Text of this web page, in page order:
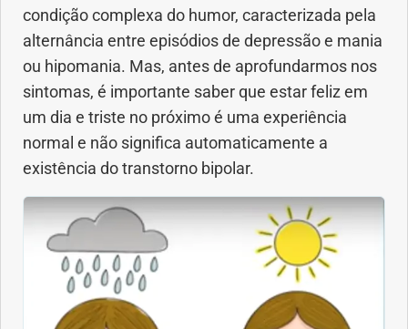
Anemia
Anestesia
Aparelho Digestivo
Atividade física
Beleza e Cosmética
Câncer
Cirurgia Plástica
condição complexa do humor, caracterizada pela
alternância entre episódios de depressão e mania
ou hipomania. Mas, antes de aprofundarmos nos
sintomas, é importante saber que estar feliz em
um dia e triste no próximo é uma experiência
normal e não significa automaticamente a
existência do transtorno bipolar.